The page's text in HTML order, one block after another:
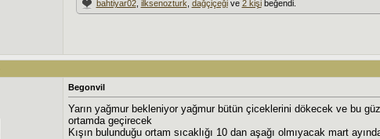
bahtiyar02, ilksenozturk dağçiçeğive 2 kişibeğendi.
Begonvil
Yarın yağmur bekleniyor yağmur bütün çiceklerini dökecek ve bu
ortamda geçirecek
Kışın bulunduğu ortam sıcaklığı 10 dan aşağı olmıyacak mart